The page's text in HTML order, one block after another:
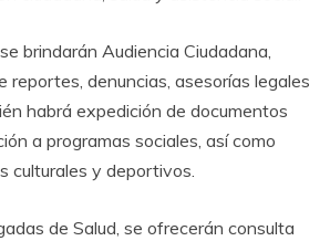
brindarán Audiencia Ciudadana,
reportes, denuncias, asesorías legales
habrá expedición de documentos
a programas sociales, así como
culturales y deportivos.
de Salud, se ofrecerán consulta